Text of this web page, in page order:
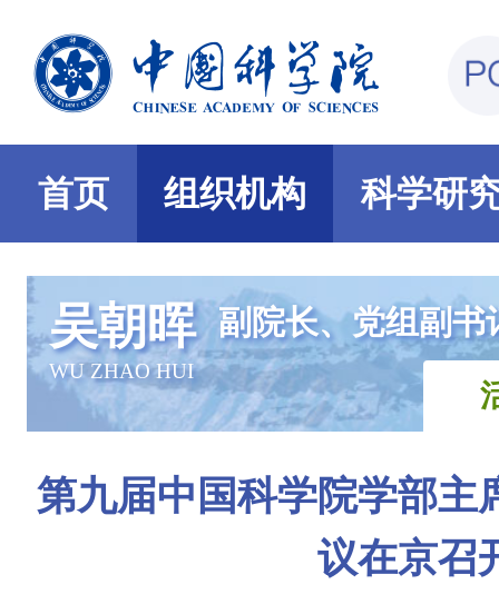
首页 组织机构 科学研
吴朝晖
WU ZHAO HUI
副院长、党组副书
第九届中国科学院学部主
议在京召